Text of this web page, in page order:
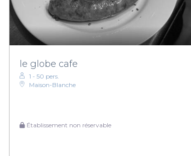
le globe cafe
1 - 50 pers.
Maison-Blanche
Établissement non réservable